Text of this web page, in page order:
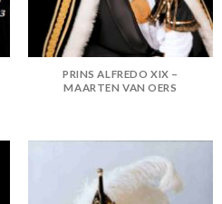
PRINS ALFREDO XIX –
MAARTEN VAN OERS